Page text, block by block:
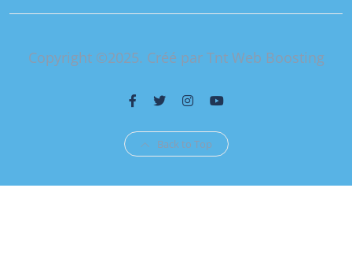
Copyright ©2025. Créé par Tnt Web Boosting
Back to Top